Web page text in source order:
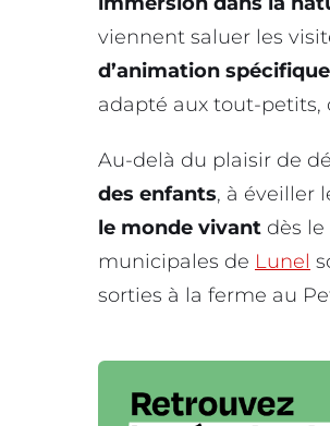
viennent saluer les
d’animation spécifique
adapté aux tout-petits,
Au-delà du plaisir de
des enfants, à éveiller
le monde vivant dès
municipales de Lunel
sorties à la ferme au